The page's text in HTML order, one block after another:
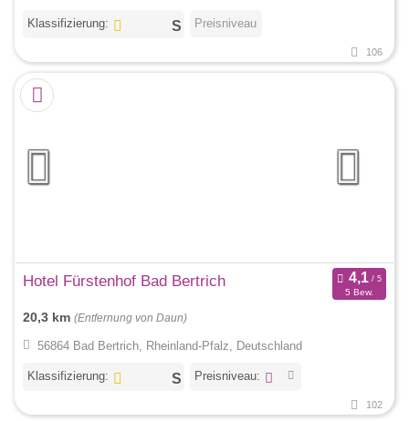
Klassifizierung: Preisniveau
106
Hotel Fürstenhof Bad Bertrich
5 Bew.
20,3 km (Entfernung von Daun)
56864 Bad Bertrich, Rheinland-Pfalz, Deutschland
Klassifizierung: Preisniveau:
102